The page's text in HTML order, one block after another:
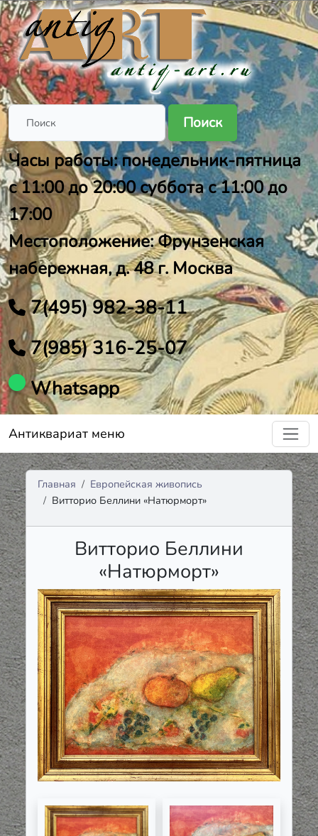
Поиск
Часы работы: понедельник-пятница
с 11:00 до 20:00 суббота с 11:00 до
17:00
Местоположение: Фрунзенская
набережная, д. 48 г. Москва
7(495) 982-38-11
7(985) 316-25-07
Whatsapp
Антиквариат меню
Главная
Европейская живопись
Витторио Беллини «Натюрморт»
Витторио Беллини
«Натюрморт»